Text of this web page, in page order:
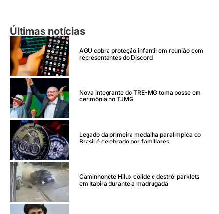
Últimas notícias
AGU cobra proteção infantil em reunião com
representantes do Discord
Nova integrante do TRE-MG toma posse em
cerimônia no TJMG
Legado da primeira medalha paralímpica do
Brasil é celebrado por familiares
Caminhonete Hilux colide e destrói parklets
em Itabira durante a madrugada